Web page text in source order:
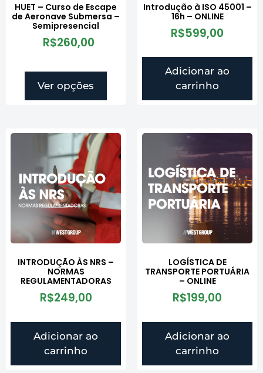
HUET – Curso de Escape
de Aeronave Submersa –
Semipresencial
R$260,00
Ver opções
Introdução à ISO 45001 –
16h – ONLINE
R$599,00
Adicionar ao
carrinho
INTRODUÇÃO ÀS NRS –
NORMAS
REGULAMENTADORAS
R$249,00
Adicionar ao
carrinho
LOGÍSTICA DE
TRANSPORTE PORTUÁRIA
– ONLINE
R$199,00
Adicionar ao
carrinho